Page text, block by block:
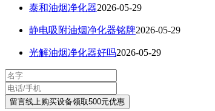
泰和油烟净化器2026-05-29
静电吸附油烟净化器铭牌2026-05-29
光解油烟净化器好吗2026-05-29